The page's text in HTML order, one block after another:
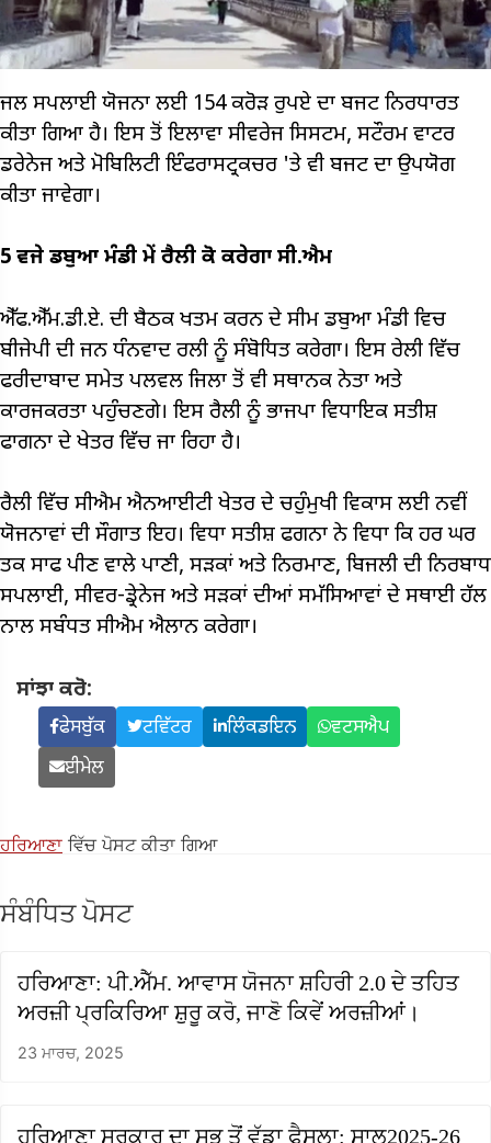
ਜਲ ਸਪਲਾਈ ਯੋਜਨਾ ਲਈ 154 ਕਰੋੜ ਰੁਪਏ ਦਾ ਬਜਟ ਨਿਰਧਾਰਤ
ਕੀਤਾ ਗਿਆ ਹੈ। ਇਸ ਤੋਂ ਇਲਾਵਾ ਸੀਵਰੇਜ ਸਿਸਟਮ, ਸਟੌਰਮ ਵਾਟਰ
ਡਰੇਨੇਜ ਅਤੇ ਮੋਬਿਲਿਟੀ ਇੰਫਰਾਸਟ੍ਰਕਚਰ 'ਤੇ ਵੀ ਬਜਟ ਦਾ ਉਪਯੋਗ
ਕੀਤਾ ਜਾਵੇਗਾ।
5 ਵਜੇ ਡਬੁਆ ਮੰਡੀ ਮੇਂ ਰੈਲੀ ਕੋ ਕਰੇਗਾ ਸੀ.ਐਮ
ਐੱਫ.ਐੱਮ.ਡੀ.ਏ. ਦੀ ਬੈਠਕ ਖਤਮ ਕਰਨ ਦੇ ਸੀਮ ਡਬੁਆ ਮੰਡੀ ਵਿਚ
ਬੀਜੇਪੀ ਦੀ ਜਨ ਧੰਨਵਾਦ ਰਲੀ ਨੂੰ ਸੰਬੋਧਿਤ ਕਰੇਗਾ। ਇਸ ਰੇਲੀ ਵਿੱਚ
ਫਰੀਦਾਬਾਦ ਸਮੇਤ ਪਲਵਲ ਜਿਲਾ ਤੋਂ ਵੀ ਸਥਾਨਕ ਨੇਤਾ ਅਤੇ
ਕਾਰਜਕਰਤਾ ਪਹੁੰਚਣਗੇ। ਇਸ ਰੈਲੀ ਨੂੰ ਭਾਜਪਾ ਵਿਧਾਇਕ ਸਤੀਸ਼
ਫਾਗਨਾ ਦੇ ਖੇਤਰ ਵਿੱਚ ਜਾ ਰਿਹਾ ਹੈ।
ਰੈਲੀ ਵਿੱਚ ਸੀਐਮ ਐਨਆਈਟੀ ਖੇਤਰ ਦੇ ਚਹੁੰਮੁਖੀ ਵਿਕਾਸ ਲਈ ਨਵੀਂ
ਯੋਜਨਾਵਾਂ ਦੀ ਸੌਗਾਤ ਇਹ। ਵਿਧਾ ਸਤੀਸ਼ ਫਗਨਾ ਨੇ ਵਿਧਾ ਕਿ ਹਰ ਘਰ
ਤਕ ਸਾਫ ਪੀਣ ਵਾਲੇ ਪਾਣੀ, ਸੜਕਾਂ ਅਤੇ ਨਿਰਮਾਣ, ਬਿਜਲੀ ਦੀ ਨਿਰਬਾਧ
ਸਪਲਾਈ, ਸੀਵਰ-ਡ੍ਰੇਨੇਜ ਅਤੇ ਸੜਕਾਂ ਦੀਆਂ ਸਮੱਸਿਆਵਾਂ ਦੇ ਸਥਾਈ ਹੱਲ
ਨਾਲ ਸਬੰਧਤ ਸੀਐਮ ਐਲਾਨ ਕਰੇਗਾ।
ਸਾਂਝਾ ਕਰੋ:
ਫੇਸਬੁੱਕ ਟਵਿੱਟਰ ਲਿੰਕਡਇਨ
ਵਟਸਐਪ
ਈਮੇਲ
ਹਰਿਆਣਾ ਵਿੱਚ ਪੋਸਟ ਕੀਤਾ ਗਿਆ
ਸੰਬੰਧਿਤ ਪੋਸਟ
ਹਰਿਆਣਾ: ਪੀ.ਐੱਮ. ਆਵਾਸ ਯੋਜਨਾ ਸ਼ਹਿਰੀ 2.0 ਦੇ ਤਹਿਤ
ਅਰਜ਼ੀ ਪ੍ਰਕਿਰਿਆ ਸ਼ੁਰੂ ਕਰੋ, ਜਾਣੋ ਕਿਵੇਂ ਅਰਜ਼ੀਆਂ।
23 ਮਾਰਚ, 2025
ਹਰਿਆਣਾ ਸਰਕਾਰ ਦਾ ਸਭ ਤੋਂ ਵੱਡਾ ਫੈਸਲਾ: ਸਾਲ2025-26